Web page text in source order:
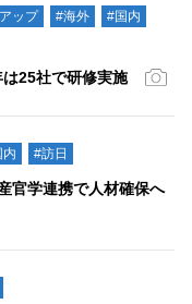
ップ #海外
#国内
25社で研修実施
内 #訪日
官学連携で人材確保へ